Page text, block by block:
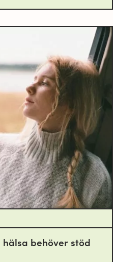
behöver stöd